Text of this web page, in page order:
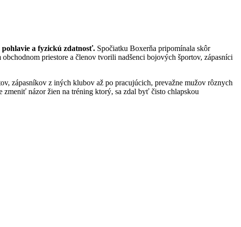
a fyzickú zdatnosť. Spočiatku Boxerňa pripomínala skôr
priestore a členov tvorili nadšenci bojových športov, zápasníci
zápasníkov z iných klubov až po pracujúcich, prevažne mužov rôznych
názor žien na tréning ktorý, sa zdal byť čisto chlapskou